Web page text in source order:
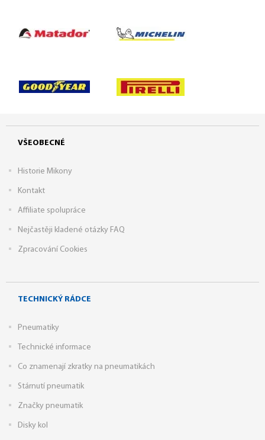
VŠEOBECNÉ
Historie Mikony
Kontakt
Affiliate spolupráce
Nejčastěji kladené otázky FAQ
Zpracování Cookies
TECHNICKÝ RÁDCE
Pneumatiky
Technické informace
Co znamenají zkratky na pneumatikách
Stárnutí pneumatik
Značky pneumatik
Disky kol